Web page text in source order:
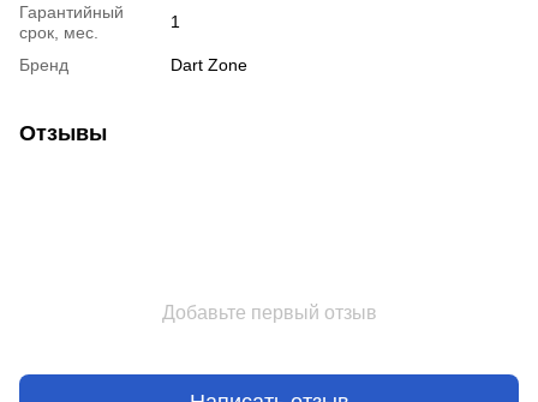
Гарантийный
срок, мес.
1
Бренд Dart Zone
Отзывы
Добавьте первый отзыв